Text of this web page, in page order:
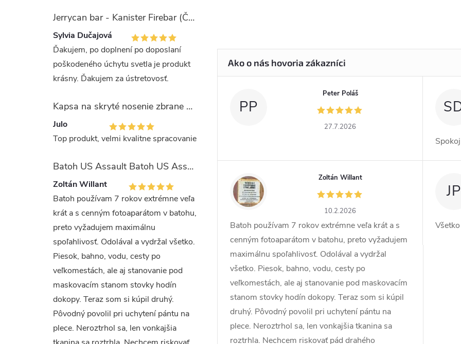
Jerrycan bar - Kanister Firebar (Červený)
Sylvia Dučajová
Ďakujem, po doplnení po doposlaní
poškodeného úchytu svetla je produkt
krásny. Ďakujem za ústretovosť.
Kapsa na skryté nosenie zbrane OLIVA (veľkosť Glock 17/19)
Julo
Top produkt, velmi kvalitne spracovanie
Batoh US Assault Batoh US Assault "LASER CUT" 36l MULTIT.
Zoltán Willant
Batoh používam 7 rokov extrémne veľa
krát a s cenným fotoaparátom v batohu,
preto vyžadujem maximálnu
spoľahlivosť. Odolával a vydržal všetko.
Piesok, bahno, vodu, cesty po
veľkomestách, ale aj stanovanie pod
maskovacím stanom stovky hodín
dokopy. Teraz som si kúpil druhý.
Pôvodný povolil pri uchytení pántu na
plece. Neroztrhol sa, len vonkajšia
PP
Peter Poláš
27.7.2026
ZW
Zoltán Willant
10.2.2026
Batoh používam 7 rokov extrémne veľa krát a s
cenným fotoaparátom v batohu, preto vyžadujem
maximálnu spoľahlivosť. Odolával a vydržal
všetko. Piesok, bahno, vodu, cesty po
veľkomestách, ale aj stanovanie pod maskovacím
stanom stovky hodín dokopy. Teraz som si kúpil
druhý. Pôvodný povolil pri uchytení pántu na
plece. Neroztrhol sa, len vonkajšia tkanina sa
roztrhla. Nechcem riskovať pád drahého
JP